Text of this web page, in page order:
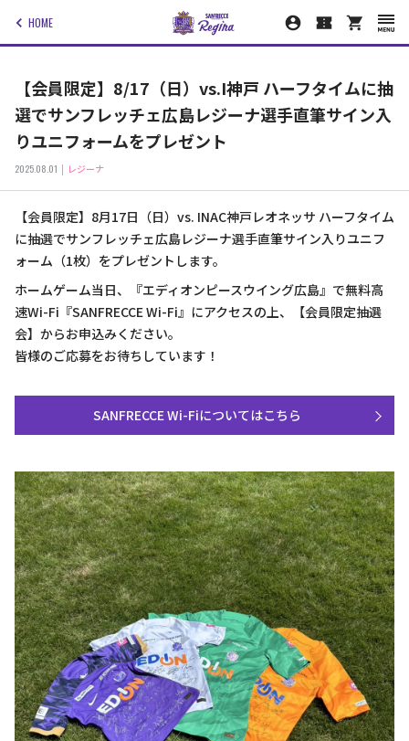
HOME
【会員限定】8/17（日）vs.I神戸 ハーフタイムに抽
選でサンフレッチェ広島レジーナ選手直筆サイン入
りユニフォームをプレゼント
2025.08.01 レジーナ
【会員限定】8月17日（日）vs. INAC神戸レオネッサ ハーフタイム
に抽選でサンフレッチェ広島レジーナ選手直筆サイン入りユニフ
ォーム（1枚）をプレゼントします。
ホームゲーム当日、『エディオンピースウイング広島』で無料高
速Wi-Fi『SANFRECCE Wi-Fi』にアクセスの上、【会員限定抽選
会】からお申込みください。
皆様のご応募をお待ちしています！
SANFRECCE Wi-Fiについてはこちら